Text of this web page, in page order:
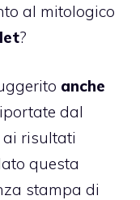
al mitologico
?
anche
dal
risultati
questa
stampa di